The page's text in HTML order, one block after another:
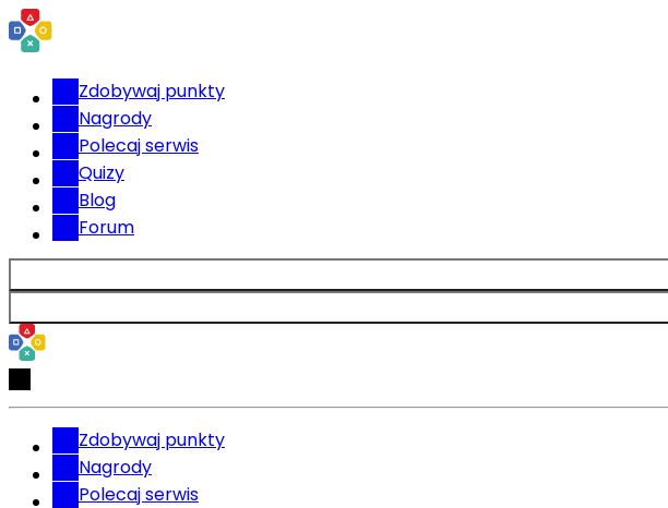
Zdobywaj punkty
Nagrody
Polecaj serwis
Quizy
Blog
Forum
Zdobywaj punkty
Nagrody
Polecaj serwis